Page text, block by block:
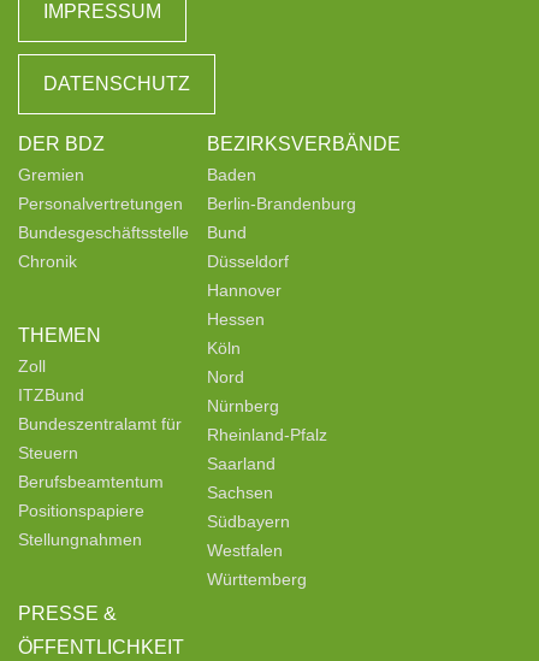
IMPRESSUM
DATENSCHUTZ
DER BDZ
Gremien
Personalvertretungen
Bundesgeschäftsstelle
Chronik
THEMEN
Zoll
ITZBund
Bundeszentralamt für
Steuern
Berufsbeamtentum
Positionspapiere
Stellungnahmen
PRESSE &
ÖFFENTLICHKEIT
BEZIRKSVERBÄNDE
Baden
Berlin-Brandenburg
Bund
Düsseldorf
Hannover
Hessen
Köln
Nord
Nürnberg
Rheinland-Pfalz
Saarland
Sachsen
Südbayern
Westfalen
Württemberg